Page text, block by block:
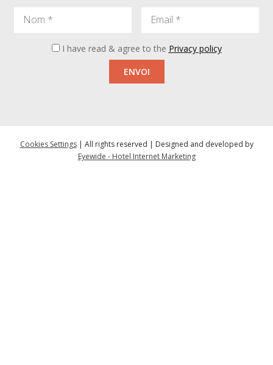
Nom Email
I have read & agree to the Privacy policy
ENVOI
Cookies Settings| All rights reserved | Designed and developed by
Eyewide - Hotel Internet Marketing